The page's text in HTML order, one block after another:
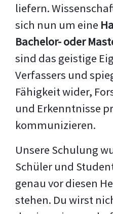
liefern.
sich nun um eine
Bachelor- oder
sind das geistige
Verfassers und
Fähigkeit wider,
und Erkenntnisse
kommunizieren.
Unsere Schulung
Schüler und
genau vor diesen
stehen. Du wirst